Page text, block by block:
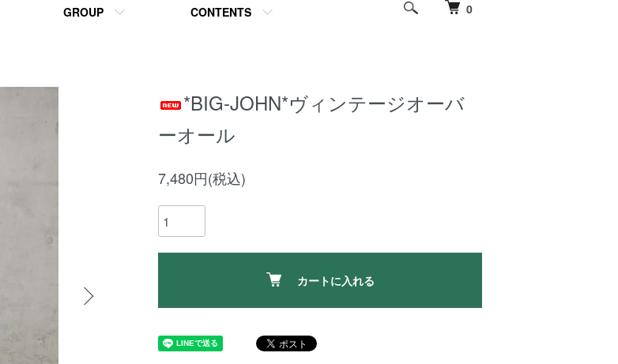
0
GROUP CONTENTS
*BIG-JOHN*ヴィンテージオーバ
ーオール
7,480円(税込)
カートに入れる